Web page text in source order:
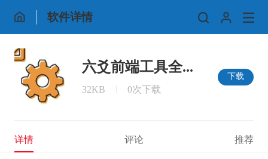
软件详情
六爻前端工具全...
32KB 0次下载
下载
详情 评论 推荐